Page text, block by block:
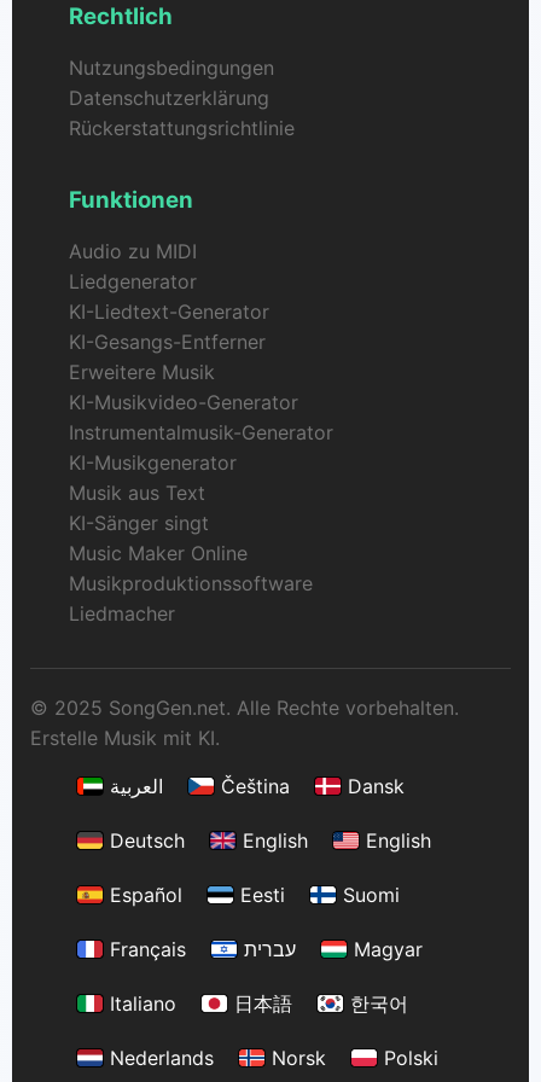
Rechtlich
Nutzungsbedingungen
Datenschutzerklärung
Rückerstattungsrichtlinie
Funktionen
Audio zu MIDI
Liedgenerator
KI-Liedtext-Generator
KI-Gesangs-Entferner
Erweitere Musik
KI-Musikvideo-Generator
Instrumentalmusik-Generator
KI-Musikgenerator
Musik aus Text
KI-Sänger singt
Music Maker Online
Musikproduktionssoftware
Liedmacher
© 2025 SongGen.net. Alle Rechte vorbehalten.
Erstelle Musik mit KI.
العربية
Čeština Dansk
Deutsch English English
Español Eesti Suomi
Français עברית Magyar
Italiano 日本語 한국어
Nederlands Norsk Polski